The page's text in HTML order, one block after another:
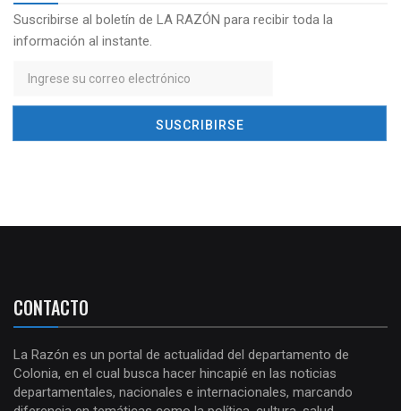
Suscribirse al boletín de LA RAZÓN para recibir toda la
información al instante.
CONTACTO
La Razón es un portal de actualidad del departamento de
Colonia, en el cual busca hacer hincapié en las noticias
departamentales, nacionales e internacionales, marcando